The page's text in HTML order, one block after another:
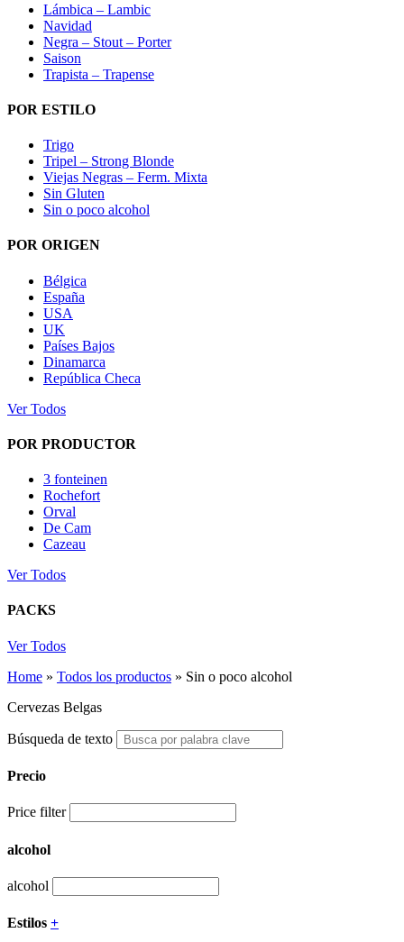
Lámbica – Lambic
Navidad
Negra – Stout – Porter
Saison
Trapista – Trapense
POR ESTILO
Trigo
Tripel – Strong Blonde
Viejas Negras – Ferm. Mixta
Sin Gluten
Sin o poco alcohol
POR ORIGEN
Bélgica
España
USA
UK
Países Bajos
Dinamarca
República Checa
Ver Todos
POR PRODUCTOR
3 fonteinen
Rochefort
Orval
De Cam
Cazeau
Ver Todos
PACKS
Ver Todos
Home » Todos los productos » Sin o poco alcohol
Cervezas Belgas
Búsqueda de texto
Precio
Price filter
alcohol
alcohol
Estilos +